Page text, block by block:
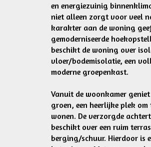
en energiezuinig
niet alleen zorgt voor veel
karakter aan de woning
gemoderniseerde
beschikt de woning over
vloer/bodemisolatie, een
moderne groepenkast.
Vanuit de woonkamer
groen, een heerlijke plek
wonen. De verzorgde
beschikt over een ruim
berging/schuur. Hierdoor is